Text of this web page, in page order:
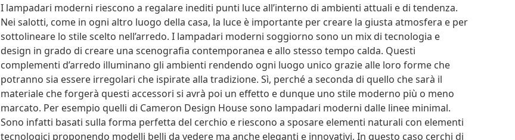
I lampadari moderni riescono a regalare inediti punti luce all’interno di ambienti attuali e di tendenza.
Nei salotti, come in ogni altro luogo della casa, la luce è importante per creare la giusta atmosfera e per
sottolineare lo stile scelto nell’arredo. I lampadari moderni soggiorno sono un mix di tecnologia e
design in grado di creare una scenografia contemporanea e allo stesso tempo calda. Questi
complementi d’arredo illuminano gli ambienti rendendo ogni luogo unico grazie alle loro forme che
potranno sia essere irregolari che ispirate alla tradizione. Sì, perché a seconda di quello che sarà il
materiale che forgerà questi accessori si avrà poi un effetto e dunque uno stile moderno più o meno
marcato. Per esempio quelli di Cameron Design House sono lampadari moderni dalle linee minimal.
Sono infatti basati sulla forma perfetta del cerchio e riescono a sposare elementi naturali con elementi
tecnologici proponendo modelli belli da vedere ma anche eleganti e innovativi. In questo caso cerchi di